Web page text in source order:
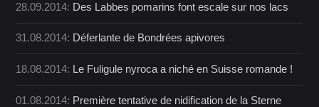
28.09.2014: Des Labbes pomarins font escale sur nos lacs
31.08.2014: Déferlante de Bondrées apivores
18.08.2014: Le Fuligule nyroca a niché en Suisse romande !
01.08.2014: Première tentative de nidification de la Sterne